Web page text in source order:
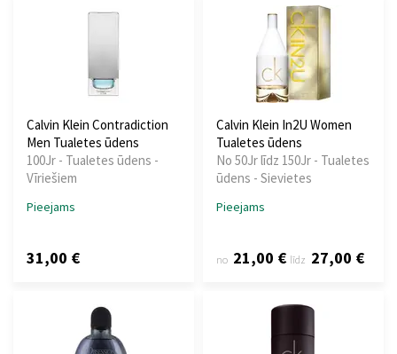
Calvin Klein Contradiction
Men Tualetes ūdens
100Jr - Tualetes ūdens -
Vīriešiem
Pieejams
31,00 €
Calvin Klein In2U Women
Tualetes ūdens
No 50Jr līdz 150Jr - Tualetes
ūdens - Sievietes
Pieejams
no 21,00 € līdz 27,00 €